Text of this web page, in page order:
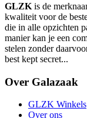
GLZK is de
kwaliteit voor de
die in alle opzichten
manier kan je een
stelen zonder
best kept secret...
Over Galazaak
GLZK Winkels
Over ons